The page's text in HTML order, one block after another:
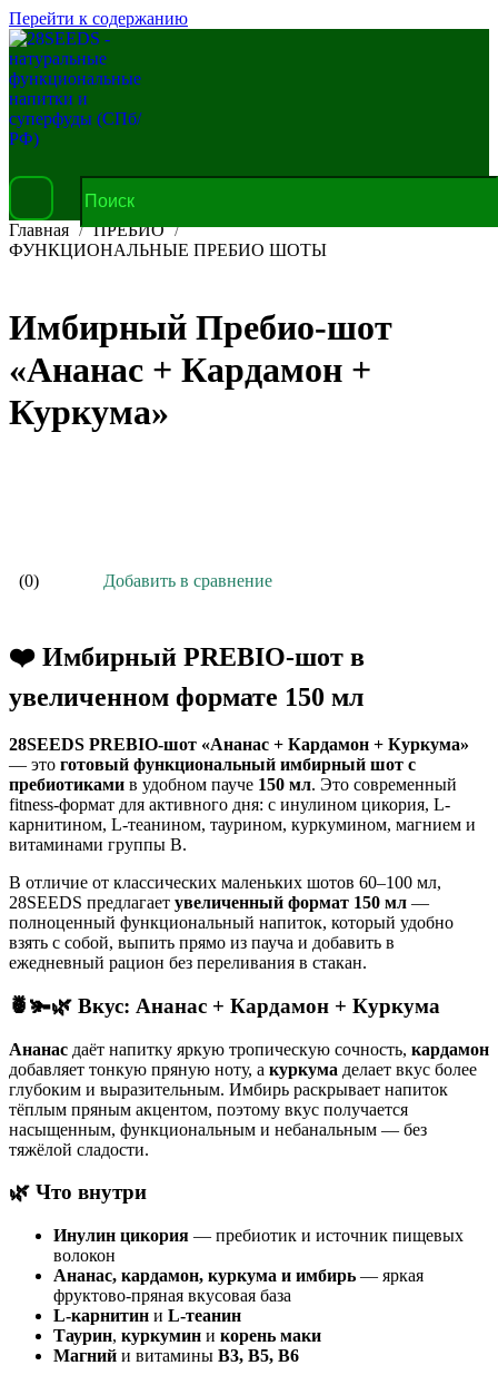
Перейти к содержанию
Главная
ПРЕБИО
ФУНКЦИОНАЛЬНЫЕ ПРЕБИО ШОТЫ
Имбирный Пребио-шот
«Ананас + Кардамон +
Куркума»
(0) Добавить в сравнение
❤️ Имбирный PREBIO-шот в
увеличенном формате 150 мл
28SEEDS PREBIO-шот «Ананас + Кардамон + Куркума»
— это готовый функциональный имбирный шот с
пребиотиками в удобном пауче 150 мл. Это современный
fitness-формат для активного дня: с инулином цикория, L-
карнитином, L-теанином, таурином, куркумином, магнием и
витаминами группы B.
В отличие от классических маленьких шотов 60–100 мл,
28SEEDS предлагает увеличенный формат 150 мл —
полноценный функциональный напиток, который удобно
взять с собой, выпить прямо из пауча и добавить в
ежедневный рацион без переливания в стакан.
🍍🫚🌿 Вкус: Ананас + Кардамон + Куркума
Ананас даёт напитку яркую тропическую сочность, кардамон
добавляет тонкую пряную ноту, а куркума делает вкус более
глубоким и выразительным. Имбирь раскрывает напиток
тёплым пряным акцентом, поэтому вкус получается
насыщенным, функциональным и небанальным — без
тяжёлой сладости.
🌿 Что внутри
Инулин цикория — пребиотик и источник пищевых
волокон
Ананас, кардамон, куркума и имбирь — яркая
фруктово-пряная вкусовая база
L-карнитин и L-теанин
Таурин, куркумин и корень маки
Магний и витамины B3, B5, B6